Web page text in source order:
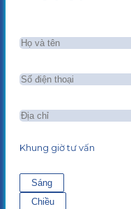
Khung giờ tư vấn
Sáng
Chiều